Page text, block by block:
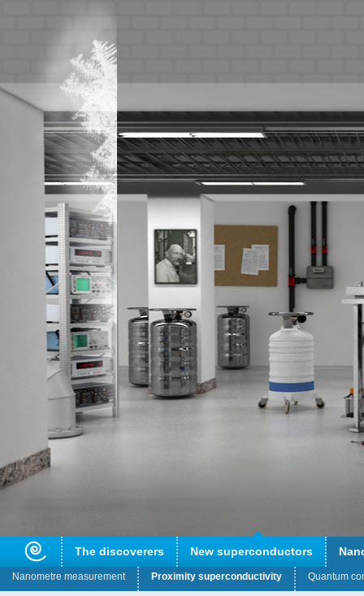
The discoverers New superconductors
Nanometre measurement Proximity superconductivity Quantum